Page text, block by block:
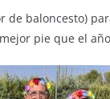
de baloncesto)
pie que el